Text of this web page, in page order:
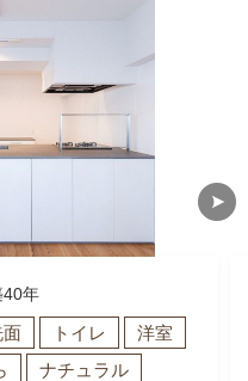
40年
面 トイレ
洋室
ナチュラル